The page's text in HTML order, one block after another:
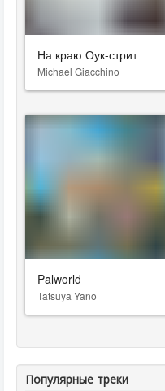
На краю Оук-стрит
Michael Giacchino
Palworld
Tatsuya Yano
Популярные треки